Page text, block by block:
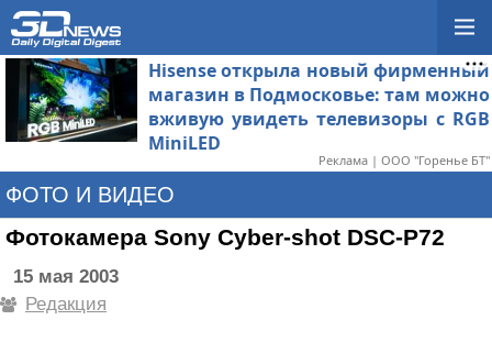
Hisense открыла новый фирменный
магазин в Подмосковье: там можно
вживую увидеть телевизоры с RGB
MiniLED
Реклама | ООО "Горенье БТ"
ФОТО И ВИДЕО
Фотокамера Sony Cyber-shot DSC-P72
15 мая 2003
Редакция